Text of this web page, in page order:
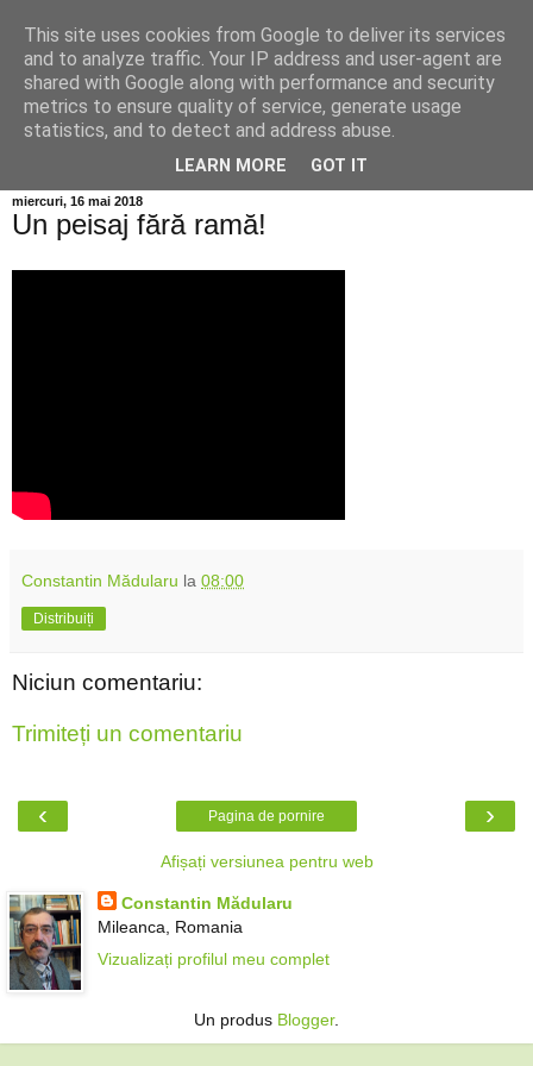
Info MILEANCA
BINE AȚI VENIT! *Jurnal online de informație și opinie;
Duminică 09 August, 2026
miercuri, 16 mai 2018
Un peisaj fără ramă!
Constantin Mădularu la 08:00
Distribuiți
Niciun comentariu:
Trimiteți un comentariu
‹ ›
Pagina de pornire
Afișați versiunea pentru web
Constantin Mădularu
Mileanca, Romania
Vizualizați profilul meu complet
Un produs Blogger.
This site uses cookies from Google to deliver its services
and to analyze traffic. Your IP address and user-agent are
shared with Google along with performance and security
metrics to ensure quality of service, generate usage
statistics, and to detect and address abuse.
LEARN MORE GOT IT